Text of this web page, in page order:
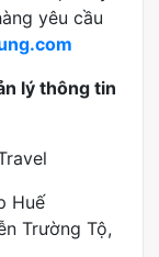
yêu cầu
lý thông tin
Huế
Trường Tộ,